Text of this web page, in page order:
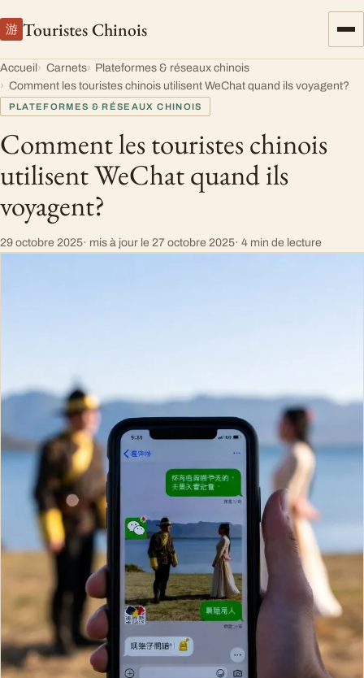
游 Touristes Chinois
Accueil Carnets
Plateformes & réseaux chinois
Comment les touristes chinois utilisent WeChat quand ils voyagent?
PLATEFORMES & RÉSEAUX CHINOIS
Comment les touristes chinois
utilisent WeChat quand ils
voyagent?
29 octobre 2025· mis à jour le 27 octobre 2025· 4 min de lecture